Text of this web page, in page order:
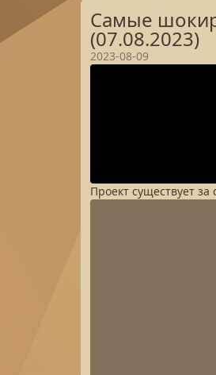
Самые
(07.08.2023)
2023-08-09
Проект существует